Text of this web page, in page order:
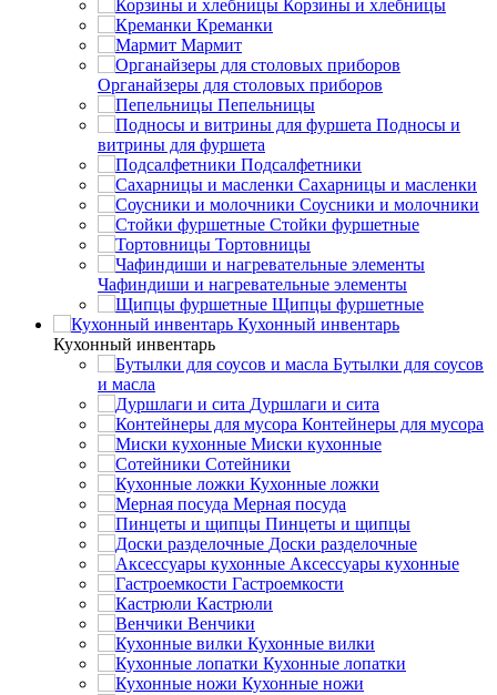
Корзины и хлебницы
Креманки
Мармит
Органайзеры для столовых приборов
Пепельницы
Подносы и
витрины для фуршета
Подсалфетники
Сахарницы и масленки
Соусники и молочники
Стойки фуршетные
Тортовницы
Чафиндиши и нагревательные элементы
Щипцы фуршетные
Кухонный инвентарь
Кухонный инвентарь
Бутылки для соусов
и масла
Дуршлаги и сита
Контейнеры для мусора
Миски кухонные
Сотейники
Кухонные ложки
Мерная посуда
Пинцеты и щипцы
Доски разделочные
Аксессуары кухонные
Гастроемкости
Кастрюли
Венчики
Кухонные вилки
Кухонные лопатки
Кухонные ножи